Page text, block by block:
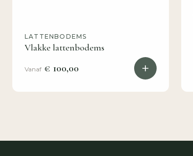
LATTENBODEMS
Vlakke lattenbodems
Vanaf € 100,00